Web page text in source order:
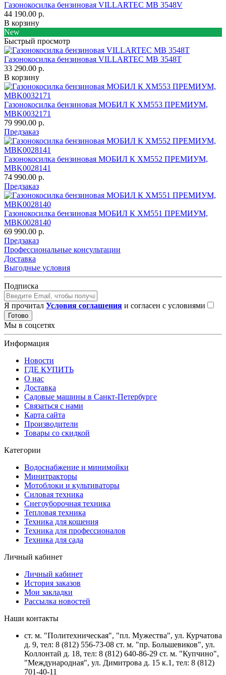
Газонокосилка бензиновая VILLARTEC MB 3548V
44 190.00 р.
В корзину
New
Быстрый просмотр
Газонокосилка бензиновая VILLARTEC MB 3548T
33 290.00 р.
В корзину
Газонокосилка бензиновая МОБИЛ К XM553 ПРЕМИУМ,
MBK0032171
79 990.00 р.
Предзаказ
Газонокосилка бензиновая МОБИЛ К XM552 ПРЕМИУМ,
MBK0028141
74 990.00 р.
Предзаказ
Газонокосилка бензиновая МОБИЛ К XM551 ПРЕМИУМ,
MBK0028140
69 990.00 р.
Предзаказ
Профессиональные консультации
Доставка
Выгодные условия
Подписка
Я прочитал Условия соглашения и согласен с условиями
Готово
Мы в соцсетях
Информация
Новости
ГДЕ КУПИТЬ
О нас
Доставка
Садовые машины в Санкт-Петербурге
Связаться с нами
Карта сайта
Производители
Товары со скидкой
Категории
Водоснабжение и минимойки
Минитракторы
Мотоблоки и культиваторы
Силовая техника
Снегоуборочная техника
Тепловая техника
Техника для кошения
Техника для профессионалов
Техника для сада
Личный кабинет
Личный кабинет
История заказов
Мои закладки
Рассылка новостей
Наши контакты
ст. м. "Политехническая", "пл. Мужества", ул. Курчатова
д. 9, тел: 8 (812) 556-73-08 ст. м. "пр. Большевиков", ул.
Коллонтай д. 18, тел: 8 (812) 640-86-29 ст. м. "Купчино",
"Международная", ул. Димитрова д. 15 к.1, тел: 8 (812)
701-40-11